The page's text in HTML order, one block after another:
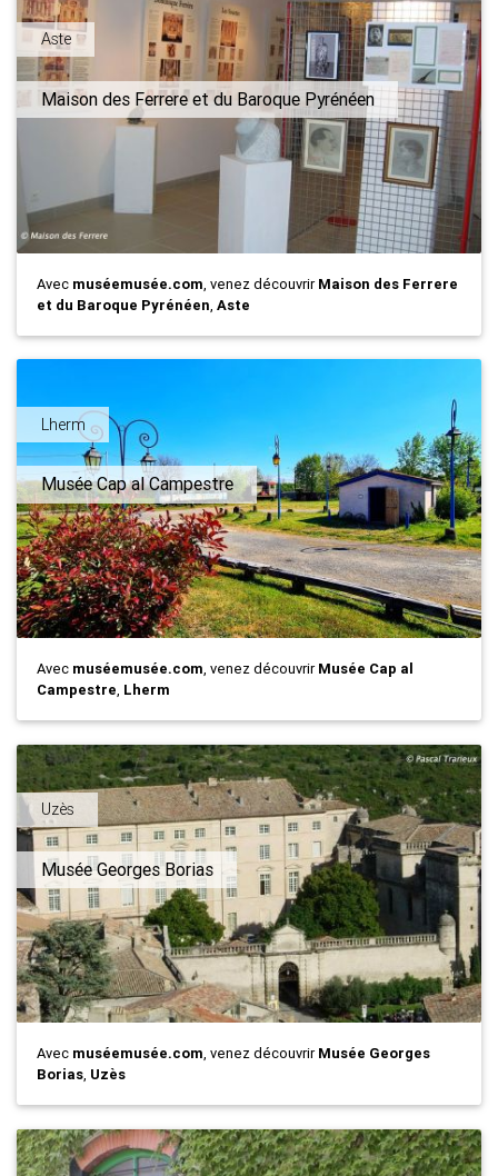
Aste
Maison des Ferrere et du Baroque Pyrénéen
Avec muséemusée.com, venez découvrirMaison des Ferrere
et du Baroque Pyrénéen, Aste
Lherm
Musée Cap al Campestre
Avec muséemusée.com, venez découvrirMusée Cap al
Campestre, Lherm
Uzès
Musée Georges Borias
Avec muséemusée.com, venez découvrirMusée Georges
Borias, Uzès